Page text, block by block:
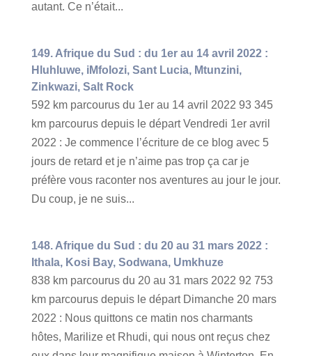
autant. Ce n’était...
149. Afrique du Sud : du 1er au 14 avril 2022 :
Hluhluwe, iMfolozi, Sant Lucia, Mtunzini,
Zinkwazi, Salt Rock
592 km parcourus du 1er au 14 avril 2022 93 345
km parcourus depuis le départ Vendredi 1er avril
2022 : Je commence l’écriture de ce blog avec 5
jours de retard et je n’aime pas trop ça car je
préfère vous raconter nos aventures au jour le jour.
Du coup, je ne suis...
148. Afrique du Sud : du 20 au 31 mars 2022 :
Ithala, Kosi Bay, Sodwana, Umkhuze
838 km parcourus du 20 au 31 mars 2022 92 753
km parcourus depuis le départ Dimanche 20 mars
2022 : Nous quittons ce matin nos charmants
hôtes, Marilize et Rhudi, qui nous ont reçus chez